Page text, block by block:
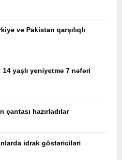
və Pakistan qarşılıqlı
yaşlı yeniyetmə 7 nəfəri
çantası hazırladılar
idrak göstəriciləri